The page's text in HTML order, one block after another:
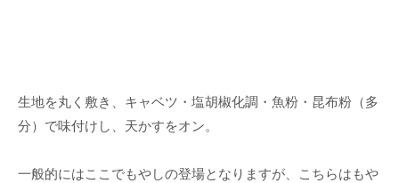
生地を丸く敷き、キャベツ・塩胡椒化調・魚粉・昆布粉（多
分）で味付けし、天かすをオン。
一般的にはここでもやしの登場となりますが、こちらはもや